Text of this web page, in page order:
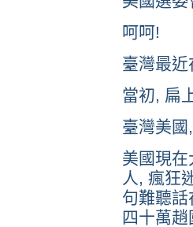
呵呵!
臺灣最
當初, 扁
臺灣美
美國現
人, 瘋狂
句難聽
四十萬